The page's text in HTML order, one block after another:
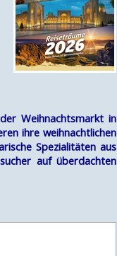
Weihnachtsmarkt in
ihre weihnachtlichen
Spezialitäten aus
auf überdachten